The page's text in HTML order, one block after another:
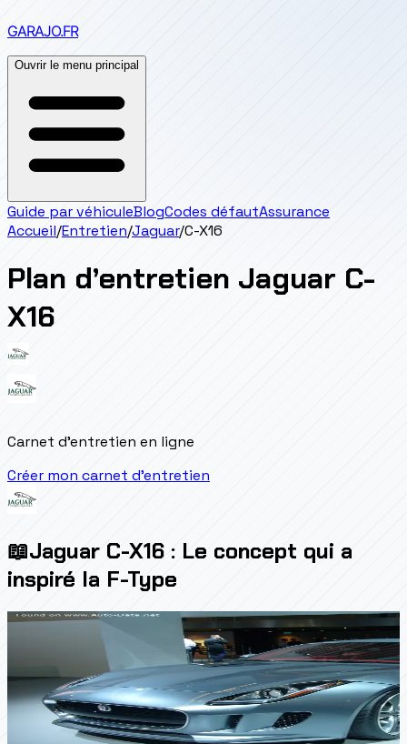
GARAJO.FR
Ouvrir le menu principal
Guide par véhiculeBlogCodes défautAssurance
Accueil/Entretien/Jaguar/C-X16
Plan d’entretien Jaguar C-
X16
Carnet d'entretien en ligne
Créer mon carnet d'entretien
📖Jaguar C-X16 : Le concept qui a
inspiré la F-Type